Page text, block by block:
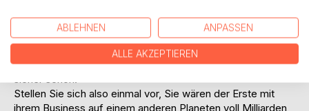
als erstes Unternehmen einen gänzlich neuen bzw. viele
neue Planetenmärkte erobern? Denn auf unserer
globalisierten Erde sind die Märkte längst aufgeteilt, die
Konsumenten überall schwierig…. Sie wissen das ja alles
Stellen Sie sich also einmal vor, Sie wären der Erste mit
ihrem Business auf einem anderen Planeten voll Milliarden
ABLEHNEN ANPASSEN
ALLE AKZEPTIEREN